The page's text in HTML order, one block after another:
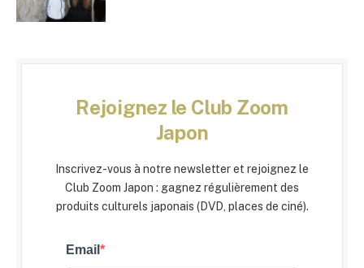
Rejoignez le Club Zoom
Japon
Inscrivez-vous à notre newsletter et rejoignez le
Club Zoom Japon : gagnez régulièrement des
produits culturels japonais (DVD, places de ciné).
Email